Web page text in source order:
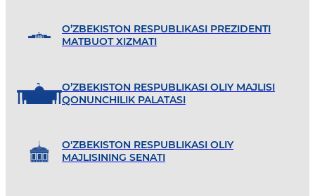
O’ZBEKISTON RESPUBLIKASI PREZIDENTI
MATBUOT XIZMATI
O’ZBEKISTON RESPUBLIKASI OLIY MAJLISI
QONUNCHILIK PALATASI
O'ZBEKISTON RESPUBLIKASI OLIY
MAJLISINING SENATI